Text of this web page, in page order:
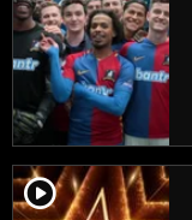
player2